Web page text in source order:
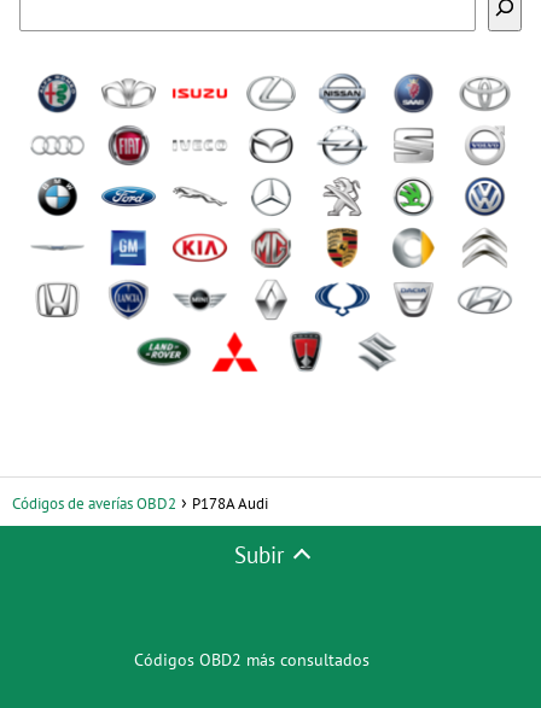
Códigos de averías OBD2 P178A Audi
Subir
Códigos OBD2 más consultados